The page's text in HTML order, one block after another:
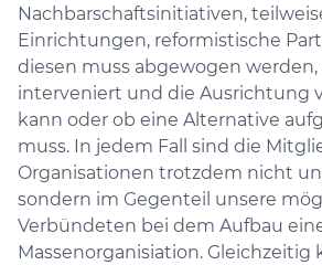
Nachbarschaftsinitiativen,
Einrichtungen, reformistische
diesen muss abgewogen
interveniert und die Ausrichtung
kann oder ob eine Alternative
muss. In jedem Fall sind die
Organisationen trotzdem nicht
sondern im Gegenteil unsere
Verbündeten bei dem Aufbau
Massenorganisiation. Gleichzeitig